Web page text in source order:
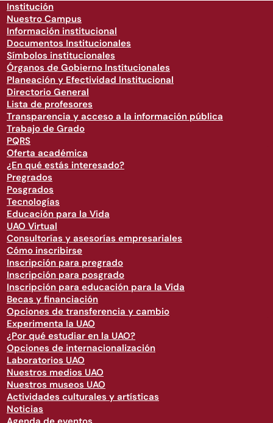
Institución
Nuestro Campus
Información institucional
Documentos Institucionales
Símbolos institucionales
Órganos de Gobierno Institucionales
Planeación y Efectividad Institucional
Directorio General
Lista de profesores
Transparencia y acceso a la información pública
Trabajo de Grado
PQRS
Oferta académica
¿En qué estás interesado?
Pregrados
Posgrados
Tecnologías
Educación para la Vida
UAO Virtual
Consultorías y asesorías empresariales
Cómo inscribirse
Inscripción para pregrado
Inscripción para posgrado
Inscripción para educación para la Vida
Becas y financiación
Opciones de transferencia y cambio
Experimenta la UAO
¿Por qué estudiar en la UAO?
Opciones de internacionalización
Laboratorios UAO
Nuestros medios UAO
Nuestros museos UAO
Actividades culturales y artísticas
Noticias